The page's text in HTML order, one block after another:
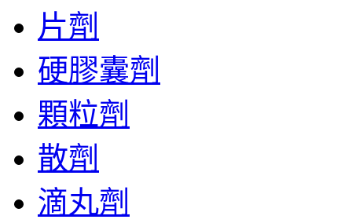
片劑
硬膠囊劑
顆粒劑
散劑
滴丸劑